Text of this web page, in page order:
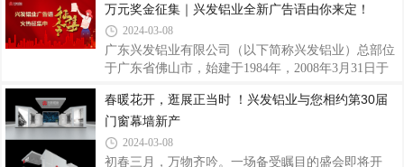
牌,以始终如一的品质和口碑再次赢得了市场和业界的
肯定，展现卓越品牌力，为企业发展再添荣光。
此，求同存异、倾力发声，为行业留下了又一场精彩
全面的听觉和视觉盛宴。兴发铝业以多款创新门窗幕
墙系统产品及解决方案，向外展示兴发智造的实力，
吸引了大量的人流，纷纷驻足了解。产品是企业与顾
随着科技的不断发展和人们对于生活品质的追求，门
窗幕墙新产品层出不穷。SOWS110窗纱一体系统、
ESD125A提升推拉门系统、ENW65外开窗系统、
D196-
万元奖金征集｜兴发铝业全新广告语由你来定！
2024-03-08
广东兴发铝业有限公司（以下简称兴发铝业）总部位
于广东省佛山市，始建于1984年，2008年3月31日于
省广新控股集团有限公司（省属国企）和2018年中国
联塑集团控股有限公司相继入股兴发铝业，开创中国
铝型材行业国有、民营混合所有制之先河，是中国著
名的专业生产建筑铝型材、工业铝型材的大型企业，
春暖花开，逛展正当时 ！兴发铝业与您相约第30届
门窗幕墙新产
2024-03-08
初春三月，万物齐吟。一场备受瞩目的盛会即将开